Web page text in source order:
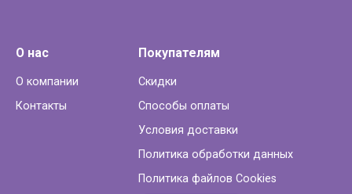
О нас
О компании
Контакты
Покупателям
Скидки
Способы оплаты
Условия доставки
Политика обработки данных
Политика файлов Cookies